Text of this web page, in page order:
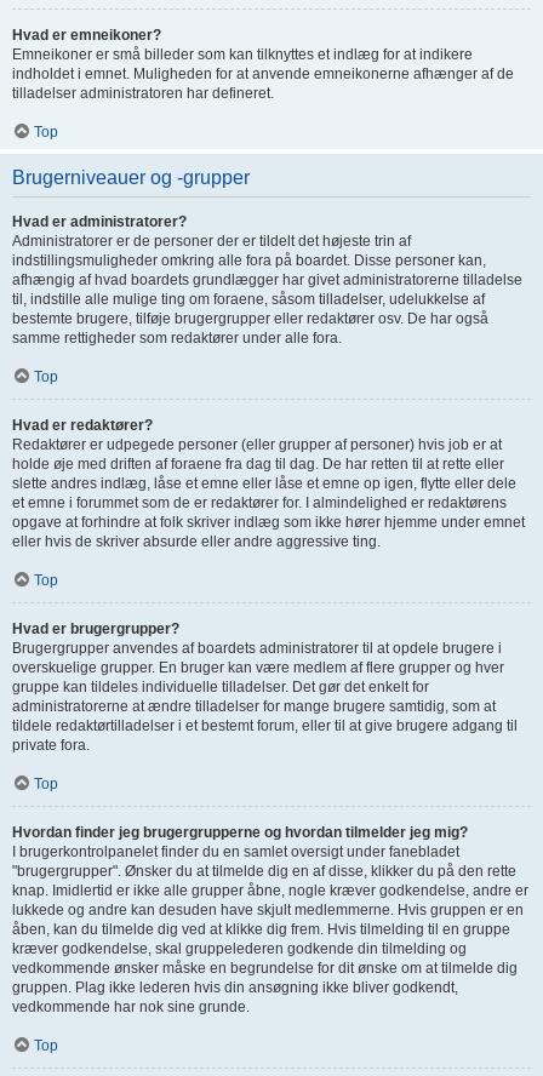
Hvad er emneikoner?
Emneikoner er små billeder som kan tilknyttes et indlæg for at indikere
indholdet i emnet. Muligheden for at anvende emneikonerne afhænger af de
tilladelser administratoren har defineret.
Top
Brugerniveauer og -grupper
Hvad er administratorer?
Administratorer er de personer der er tildelt det højeste trin af
indstillingsmuligheder omkring alle fora på boardet. Disse personer kan,
afhængig af hvad boardets grundlægger har givet administratorerne tilladelse
til, indstille alle mulige ting om foraene, såsom tilladelser, udelukkelse af
bestemte brugere, tilføje brugergrupper eller redaktører osv. De har også
samme rettigheder som redaktører under alle fora.
Top
Hvad er redaktører?
Redaktører er udpegede personer (eller grupper af personer) hvis job er at
holde øje med driften af foraene fra dag til dag. De har retten til at rette eller
slette andres indlæg, låse et emne eller låse et emne op igen, flytte eller dele
et emne i forummet som de er redaktører for. I almindelighed er redaktørens
opgave at forhindre at folk skriver indlæg som ikke hører hjemme under emnet
eller hvis de skriver absurde eller andre aggressive ting.
Top
Hvad er brugergrupper?
Brugergrupper anvendes af boardets administratorer til at opdele brugere i
overskuelige grupper. En bruger kan være medlem af flere grupper og hver
gruppe kan tildeles individuelle tilladelser. Det gør det enkelt for
administratorerne at ændre tilladelser for mange brugere samtidig, som at
tildele redaktørtilladelser i et bestemt forum, eller til at give brugere adgang til
private fora.
Top
Hvordan finder jeg brugergrupperne og hvordan tilmelder jeg mig?
I brugerkontrolpanelet finder du en samlet oversigt under fanebladet
"brugergrupper". Ønsker du at tilmelde dig en af disse, klikker du på den rette
knap. Imidlertid er ikke alle grupper åbne, nogle kræver godkendelse, andre er
lukkede og andre kan desuden have skjult medlemmerne. Hvis gruppen er en
åben, kan du tilmelde dig ved at klikke dig frem. Hvis tilmelding til en gruppe
kræver godkendelse, skal gruppelederen godkende din tilmelding og
vedkommende ønsker måske en begrundelse for dit ønske om at tilmelde dig
gruppen. Plag ikke lederen hvis din ansøgning ikke bliver godkendt,
vedkommende har nok sine grunde.
Top